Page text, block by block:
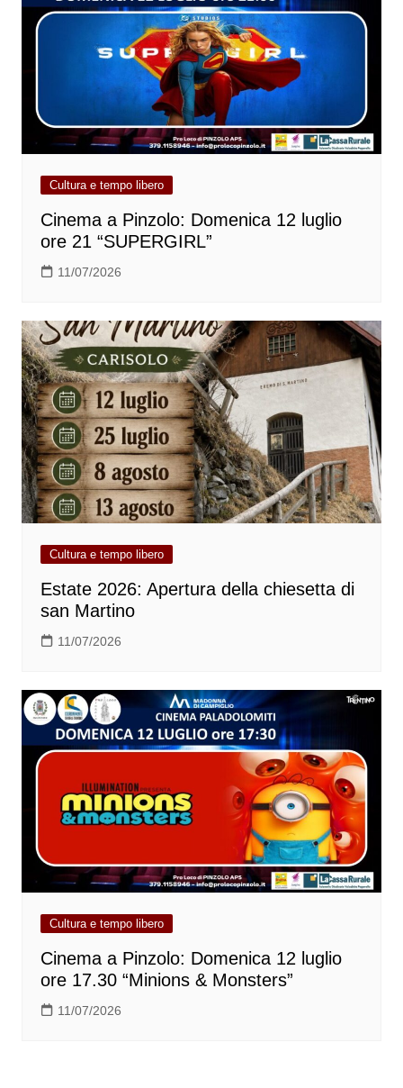
Cultura e tempo libero
Cinema a Pinzolo: Domenica 12 luglio
ore 21 “SUPERGIRL”
11/07/2026
Cultura e tempo libero
Estate 2026: Apertura della chiesetta di
san Martino
11/07/2026
Cultura e tempo libero
Cinema a Pinzolo: Domenica 12 luglio
ore 17.30 “Minions & Monsters”
11/07/2026